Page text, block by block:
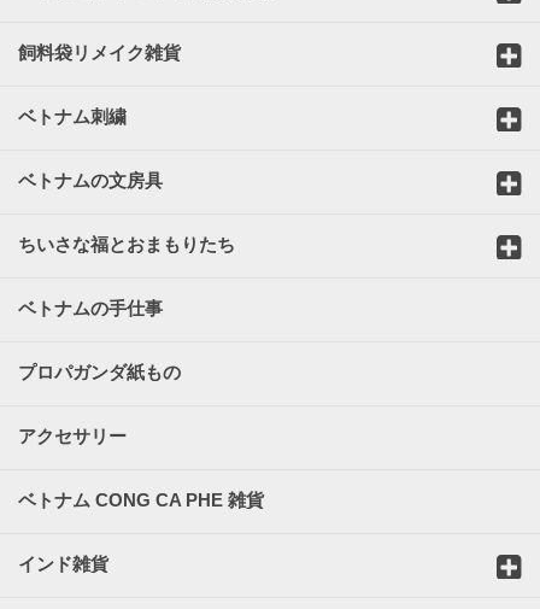
飼料袋リメイク雑貨
ベトナム刺繍
ベトナムの文房具
ちいさな福とおまもりたち
ベトナムの手仕事
プロパガンダ紙もの
アクセサリー
ベトナム CONG CA PHE 雑貨
インド雑貨